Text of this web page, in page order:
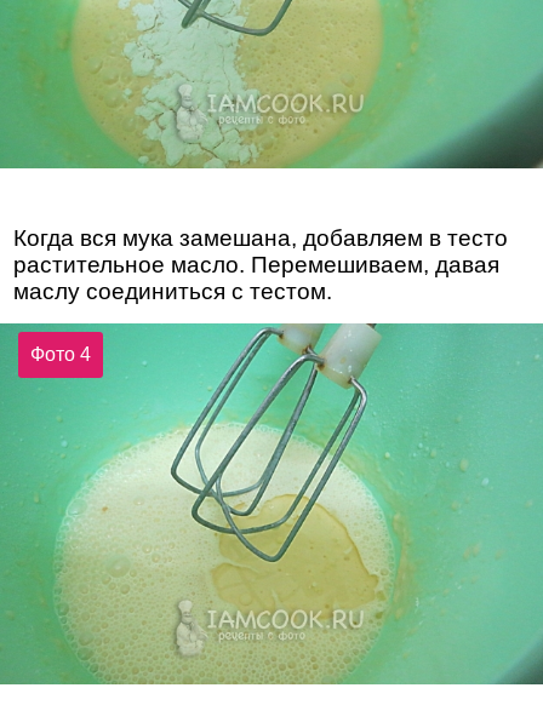
Когда вся мука замешана, добавляем в тесто
растительное масло. Перемешиваем, давая
маслу соединиться с тестом.
Фото 4